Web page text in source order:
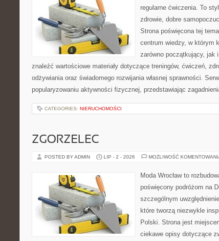
regularne ćwiczenia. To
zdrowie, dobre
Strona poświęcona tej
centrum wiedzy, w którym
zarówno początkujący, jak
znaleźć wartościowe materiały dotyczące treningów, ćwiczeń,
odżywiania oraz świadomego rozwijania własnej sprawności.
popularyzowaniu aktywności fizycznej, przedstawiając
CATEGORIES: NIERUCHOMOŚCI
ZGORZELEC
POSTED BY ADMIN LIP - 2 - 2026 MOŻLIWOŚĆ
Moda Wrocław to
poświęcony podróżom na
szczególnym
które tworzą niezwykle
Polski. Strona jest
ciekawe opisy dotyczące